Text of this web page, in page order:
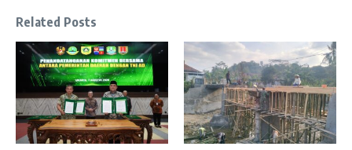
Related Posts